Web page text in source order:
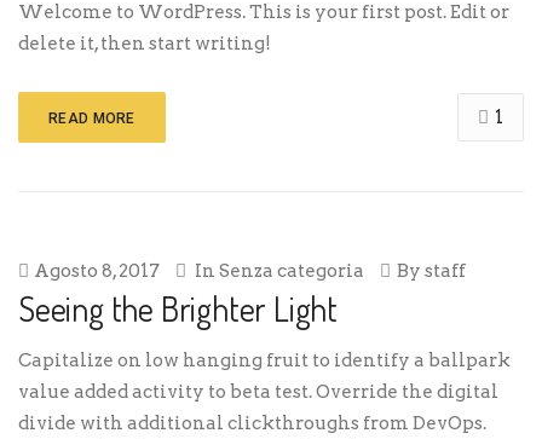
Welcome to WordPress. This is your first post. Edit or
delete it, then start writing!
READ MORE 1
Agosto 8, 2017 In Senza categoria By staff
Seeing the Brighter Light
Capitalize on low hanging fruit to identify a ballpark
value added activity to beta test. Override the digital
divide with additional clickthroughs from DevOps.